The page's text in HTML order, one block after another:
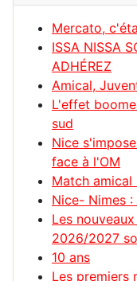
Mercato,
ISSA NISSA
ADHÉREZ
Amical,
L'effet
sud
Nice
face à l'OM
Match amical
Nice- Nimes
Les
2026/2027
10 ans
Les premiers